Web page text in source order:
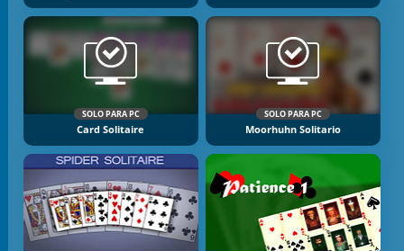
SOLO PARA PC
Card Solitaire
SOLO PARA PC
Moorhuhn Solitario